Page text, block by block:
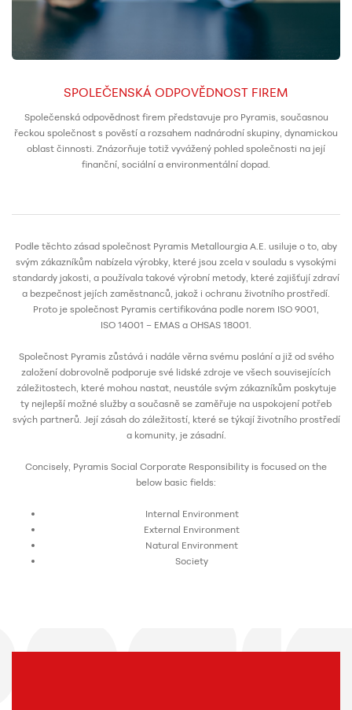
SPOLEČENSKÁ ODPOVĚDNOST FIREM
Společenská odpovědnost firem představuje pro Pyramis, současnou
řeckou společnost s pověstí a rozsahem nadnárodní skupiny, dynamickou
oblast činnosti. Znázorňuje totiž vyvážený pohled společnosti na její
finanční, sociální a environmentální dopad.
Podle těchto zásad společnost Pyramis Metallourgia A.E. usiluje o to, aby
svým zákazníkům nabízela výrobky, které jsou zcela v souladu s vysokými
standardy jakosti, a používala takové výrobní metody, které zajišťují zdraví
a bezpečnost jejích zaměstnanců, jakož i ochranu životního prostředí.
Proto je společnost Pyramis certifikována podle norem ISO 9001,
ISO 14001 – EMAS a OHSAS 18001.
Společnost Pyramis zůstává i nadále věrna svému poslání a již od svého
založení dobrovolně podporuje své lidské zdroje ve všech souvisejících
záležitostech, které mohou nastat, neustále svým zákazníkům poskytuje
ty nejlepší možné služby a současně se zaměřuje na uspokojení potřeb
svých partnerů. Její zásah do záležitostí, které se týkají životního prostředí
a komunity, je zásadní.
Concisely, Pyramis Social Corporate Responsibility is focused on the
below basic fields:
Internal Environment
External Environment
Natural Environment
Society